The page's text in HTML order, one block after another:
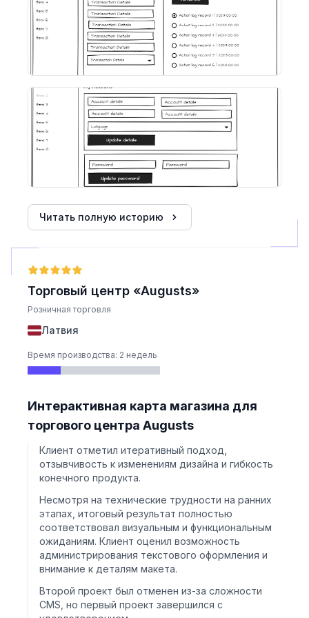
Читать полную историю
Торговый центр «Augusts»
Розничная торговля
Латвия
Время производства: 2 недель
Интерактивная карта магазина для
торгового центра Augusts
Клиент отметил итеративный подход,
отзывчивость к изменениям дизайна и гибкость
конечного продукта.
Несмотря на технические трудности на ранних
этапах, итоговый результат полностью
соответствовал визуальным и функциональным
ожиданиям. Клиент оценил возможность
администрирования текстового оформления и
внимание к деталям макета.
Второй проект был отменен из-за сложности
CMS, но первый проект завершился с